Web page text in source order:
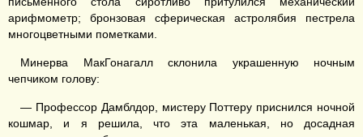
арифмометр; бронзовая сферическая астролябия пестрела
многоцветными пометками.
Минерва МакГонагалл склонила украшенную ночным
чепчиком голову:
— Профессор Дамблдор, мистеру Поттеру приснился ночной
кошмар, и я решила, что эта маленькая, но досадная